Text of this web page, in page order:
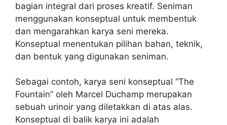
bagian integral dari proses kreatif. Seniman
menggunakan konseptual untuk membentuk
dan mengarahkan karya seni mereka.
Konseptual menentukan pilihan bahan, teknik,
dan bentuk yang digunakan seniman.
Sebagai contoh, karya seni konseptual “The
Fountain” oleh Marcel Duchamp merupakan
sebuah urinoir yang diletakkan di atas alas.
Konseptual di balik karya ini adalah